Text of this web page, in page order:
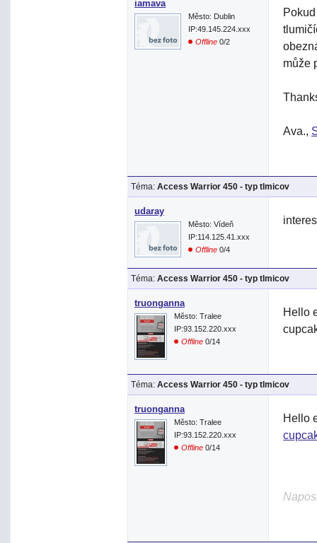
iamava
Město: Dublin
IP:49.145.224.xxx
Offline 0/2
může
Ava.,
Téma: Access Warrior 450 - typ tlmicov
udaray
Město: Vídeň
IP:114.125.41.xxx
Offline 0/4
Téma: Access Warrior 450 - typ tlmicov
truonganna
Město: Tralee
IP:93.152.220.xxx
Offline 0/14
Hello
Téma: Access Warrior 450 - typ tlmicov
truonganna
Město: Tralee
IP:93.152.220.xxx
Offline 0/14
Hello